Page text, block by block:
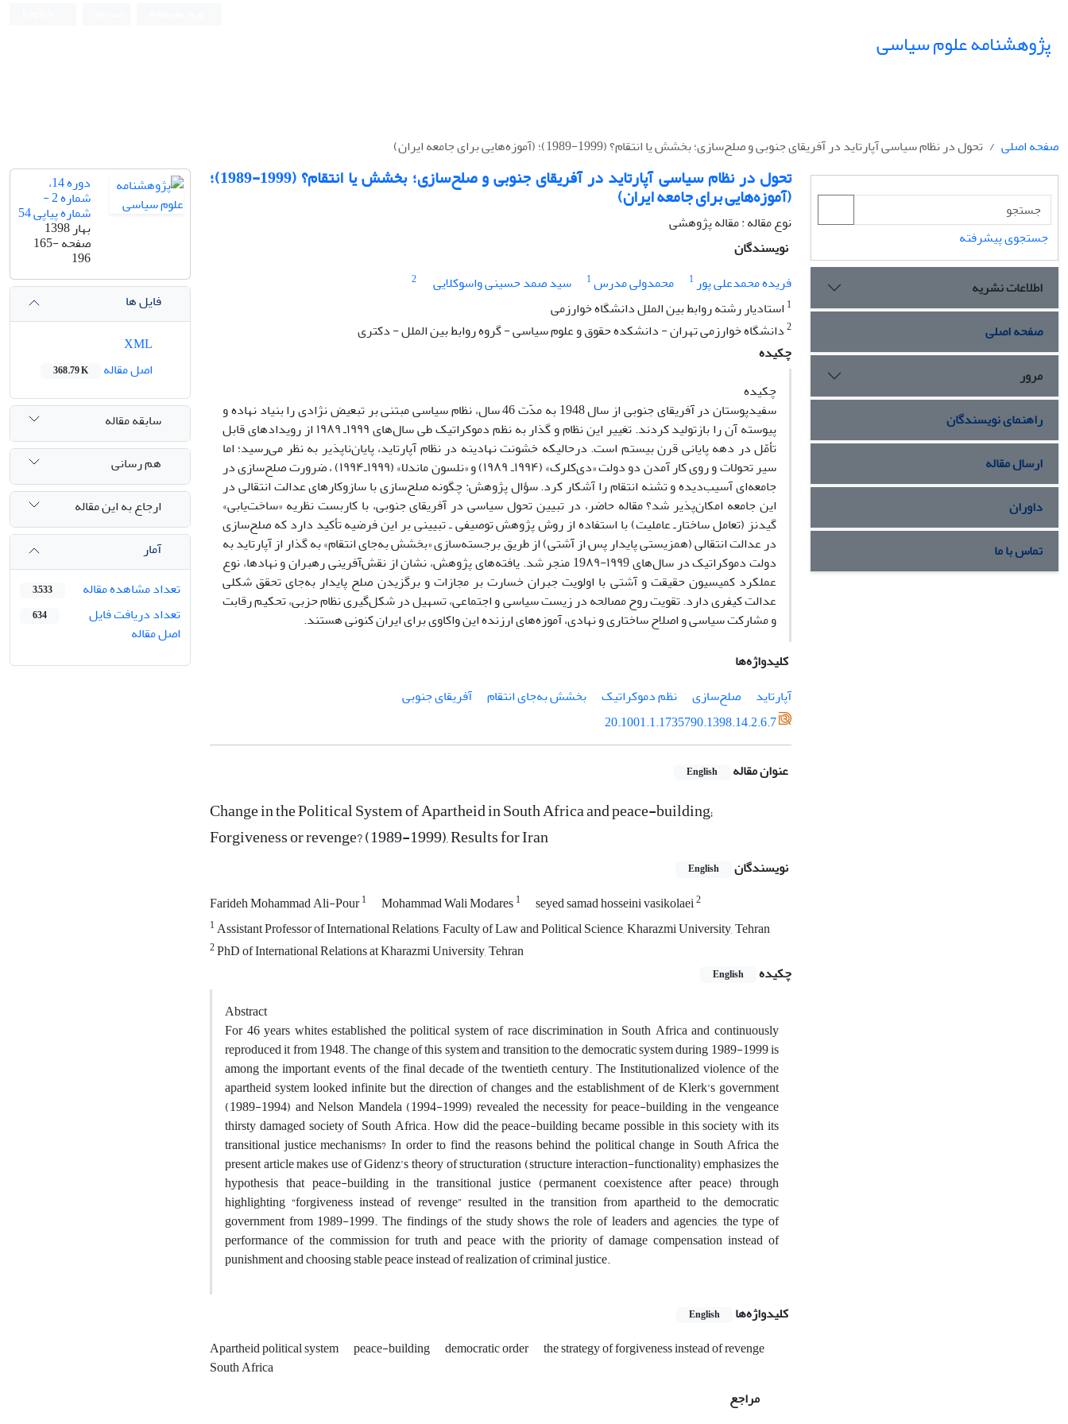
پژوهشنامه علوم سیاسی
صفحه اصلی تحول در نظام سیاسی آپارتاید در آفریقای‌ جنوبی و صلح‌سازی؛ بخشش یا انتقام؟ (1999-1989)؛ (آموزه‌هایی برای جامعه ایران)
تحول در نظام سیاسی آپارتاید در آفریقای‌ جنوبی و صلح‌سازی؛ بخشش یا انتقام؟ (1999-1989)؛
(آموزه‌هایی برای جامعه ایران)
نوع مقاله : مقاله پژوهشی
نویسندگان
فریده محمدعلی پور1 محمدولی مدرس1 سید صمد حسینی واسوکلایی
2
1 استادیار رشته روابط بین الملل دانشگاه خوارزمی
2دانشگاه خوارزمی تهران - دانشکده حقوق و علوم سیاسی - گروه روابط بین الملل - دکتری
چکیده
چکیده
‌سفیدپوستان در آفریقای جنوبی از سال 1948 به مدّت 46 سال، نظام سیاسی مبتنی بر تبعیض نژادی را بنیاد نهاده و
پیوسته آن را بازتولید کردند. تغییر این نظام و گذار به نظم دموکراتیک طی سال‌های ۱۹۹۹ـ ۱۹۸۹ از رویدادهای قابل
تأمّل در دهه پایانی قرن بیستم است. درحالیکه خشونت نهادینه در نظام آپارتاید، پایان‌ناپذیر به نظر می‌رسید؛ اما
سیر تحولات و روی کار آمدن دو دولت «دی‌کلرک» (۱۹۹۴ـ ۱۹۸۹) و «نلسون ماندلا» (۱۹۹۹ـ۱۹۹۴) ، ضرورت صلح‌سازی در
جامعه‌ای آسیب‌دیده و تشنه انتقام را آشکار کرد. سؤال پژوهش: چگونه صلح‌سازی با سازوکارهای عدالت انتقالی در
این جامعه امکان‌پذیر شد؟ مقاله حاضر، در تبیین تحول سیاسی در آفریقای‌ جنوبی، با کاربست نظریه «ساخت‌یابی»‌
گیدنز (تعامل ساختار‌ـ عاملیت) با استفاده از روش پژوهش توصیفی ‌ـ تبیینی بر این فرضیه تأکید دارد که صلح‌سازی
در عدالت ‌انتقالی (همزیستی پایدار پس از آشتی) از طریق برجسته‌سازی «بخشش ‌به‌جای انتقام» به گذار از آپارتاید به
دولت دموکراتیک در سال‌های ۱۹۹9-19۸۹ منجر شد. یافته‌های پژوهش، نشان از نقش‌آفرینی رهبران و نهادها، نوع
عملکرد کمیسیون حقیقت و آشتی با اولویت جبران خسارت بر مجازات و برگزیدن صلح پایدار به‌جای تحقق شکلی
عدالت کیفری دارد. تقویت روح مصالحه در زیست سیاسی و اجتماعی، تسهیل‌ در شکل‌گیری نظام حزبی، تحکیم رقابت
و مشارکت سیاسی و اصلاح ساختاری و نهادی، آموزه‌های ارزنده این واکاوی برای ایران کنونی هستند.
کلیدواژه‌ها
آپارتاید
صلح‌سازی نظم دموکراتیک بخشش به‌جای انتقام
آفریقای جنوبی
20.1001.1.1735790.1398.14.2.6.7
عنوان مقاله English
Change in the Political System of Apartheid in South Africa and peace-building;
Forgiveness or revenge? (1989-1999), Results for Iran
نویسندگان English
Farideh Mohammad Ali-Pour1 Mohammad Wali Modares1 seyed samad hosseini vasikolaei2
1Assistant Professor of International Relations, Faculty of Law and Political Science, Kharazmi University, Tehran
2PhD of International Relations at Kharazmi University, Tehran
چکیده
English
Abstract
For 46 years whites established the political system of race discrimination in South Africa and continuously
reproduced it from 1948. The change of this system and transition to the democratic system during 1989-1999 is
among the important events of the final decade of the twentieth century. The Institutionalized violence of the
apartheid system looked infinite but the direction of changes and the establishment of de Klerk’s government
(1989-1994) and Nelson Mandela (1994-1999) revealed the necessity for peace-building in the vengeance
thirsty damaged society of South Africa. How did the peace-building became possible in this society with its
transitional justice mechanisms? In order to find the reasons behind the political change in South Africa the
present article makes use of Gidenz’s theory of structuration (structure interaction-functionality) emphasizes the
hypothesis that peace-building in the transitional justice (permanent coexistence after peace) through
highlighting “forgiveness instead of revenge” resulted in the transition from apartheid to the democratic
government from 1989-1999. The findings of the study shows the role of leaders and agencies, the type of
performance of the commission for truth and peace with the priority of damage compensation instead of
punishment and choosing stable peace instead of realization of criminal justice.
کلیدواژه‌ها English
Apartheid political system peace-building democratic order the strategy of forgiveness instead of revenge
South Africa
مراجع
دوره 14،
شماره 2 -
شماره پیاپی 54
بهار 1398
صفحه165-
196
فایل ها
اصل مقاله
368.79 K
سابقه مقاله
هم رسانی
ارجاع به این مقاله
آمار
تعداد مشاهده مقاله
3,533
تعداد دریافت فایل
اصل مقاله
634
جستجوی پیشرفته
اطلاعات نشریه
صفحه اصلی
مرور
راهنمای نویسندگان
ارسال مقاله
داوران
تماس با ما